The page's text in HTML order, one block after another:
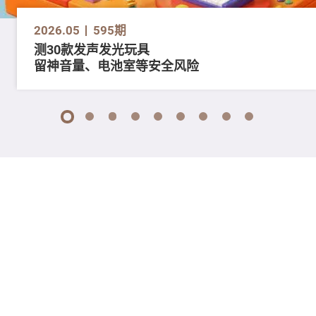
2026.05 595期
测30款发声发光玩具
留神音量、电池室等安全风险
1 2 3 4 5 6 7 8 9